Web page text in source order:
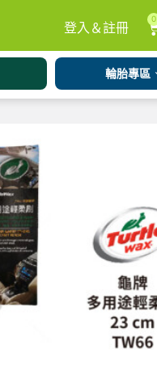
登入＆註冊
0
輪胎專區